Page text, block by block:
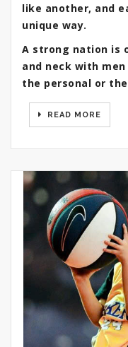
like another, and
unique way.
A strong nation is
and neck with
the personal or
READ MORE